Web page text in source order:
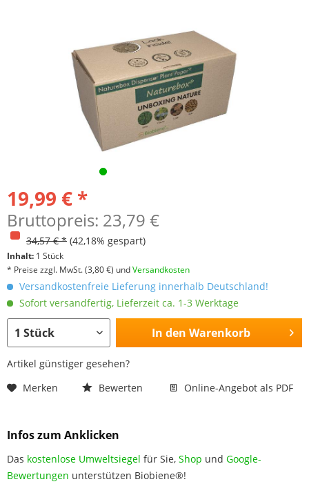
19,99 € *
Bruttopreis: 23,79 €
34,57 € * (42,18% gespart)
Inhalt: 1 Stück
* Preise zzgl. MwSt.(3,80 €) undVersandkosten
Versandkostenfreie Lieferung innerhalb Deutschland!
Sofort versandfertig, Lieferzeit ca. 1-3 Werktage
In den Warenkorb
Artikel günstiger gesehen?
Merken
Bewerten Online-Angebot als PDF
Infos zum Anklicken
Das kostenlose Umweltsiegel für Sie, Shop und Google-
Bewertungen unterstützen Biobiene®!